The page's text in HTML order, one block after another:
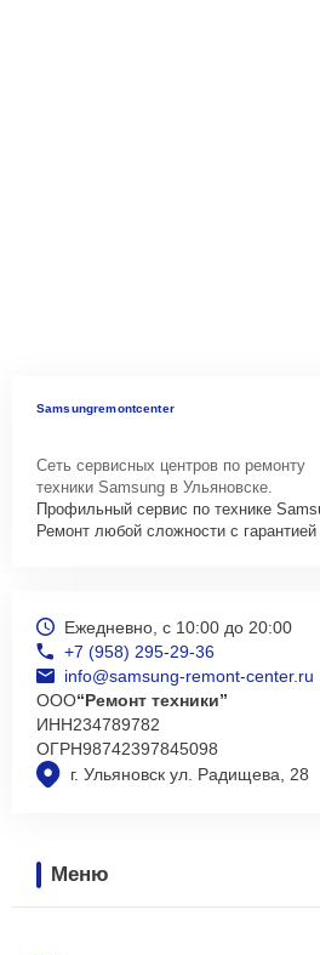
Samsungremontcenter
Сеть сервисных центров по ремонту
техники Samsung в Ульяновске.
Профильный сервис по технике
Ремонт любой сложности с гарантией
г. Ульяновск ул. Радищева, 28
Ежедневно, с 10:00 до 20:00
+7 (958) 295-29-36
info@samsung-remont-center.ru
ООО“Ремонт техники”
ИНН234789782
ОГРН98742397845098
Меню